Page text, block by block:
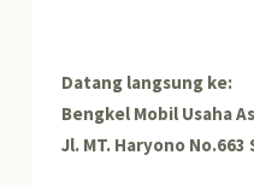
Datang langsung ke:
Bengkel Mobil Usaha
Jl. MT. Haryono No.663